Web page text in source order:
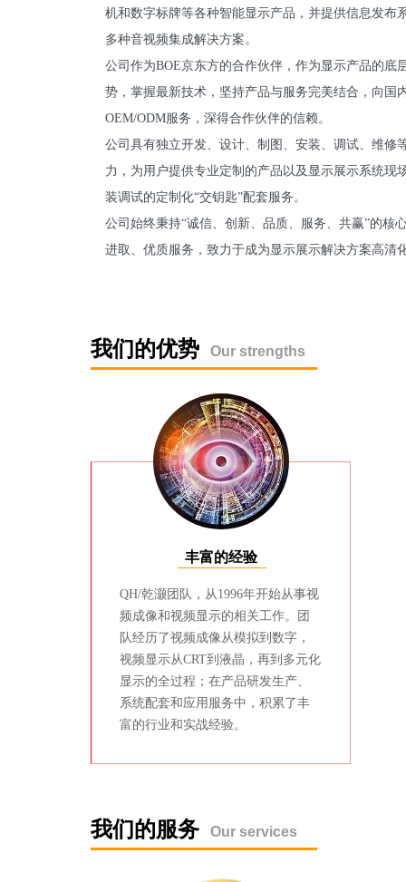
机和数字标牌等各种智能显示产品，并提供信息发布
多种音视频集成解决方案。
公司作为BOE京东方的合作伙伴，作为显示产品的底
势，掌握最新技术，坚持产品与服务完美结合，向国
OEM/ODM服务，深得合作伙伴的信赖。
公司具有独立开发、设计、制图、安装、调试、维修
力，为用户提供专业定制的产品以及显示展示系统现
装调试的定制化“交钥匙”配套服务。
公司始终秉持“诚信、创新、品质、服务、共赢”的核
进取、优质服务，致力于成为显示展示解决方案高清
我们的优势 Our strengths
丰富的经验
QH/乾灏团队，从1996年开始从事视
频成像和视频显示的相关工作。团
队经历了视频成像从模拟到数字，
视频显示从CRT到液晶，再到多元化
显示的全过程；在产品研发生产、
系统配套和应用服务中，积累了丰
富的行业和实战经验。
我们的服务 Our services